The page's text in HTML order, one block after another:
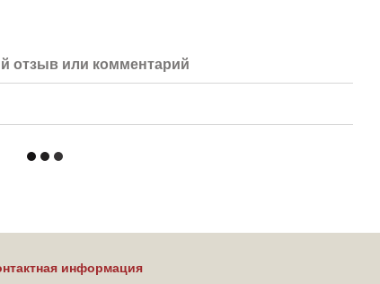
отзыв или комментарий
информация